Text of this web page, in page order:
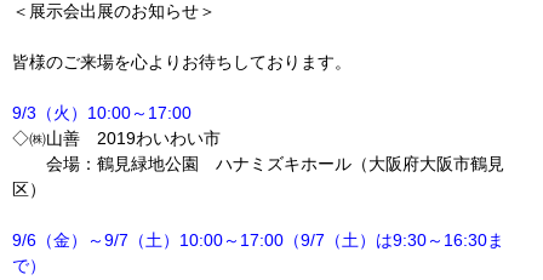
＜展示会出展のお知らせ＞
皆様のご来場を心よりお待ちしております。
9/3 （火）10:00～17:00
◇㈱山善 2019わいわい市
会場：鶴見緑地公園 ハナミズキホール（大阪府大阪市鶴見
区）
9/6 （金）～9/7（土）10:00～17:00（9/7（土）は9:30～16:30ま
で）